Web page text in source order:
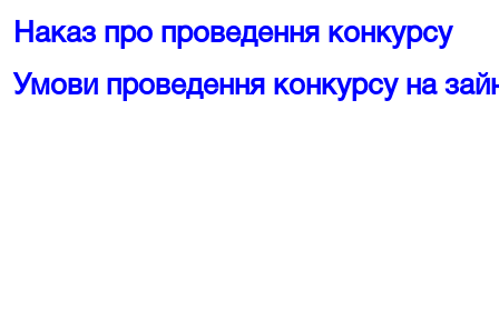
Наказ про проведення конкурсу
Умови проведення конкурсу на